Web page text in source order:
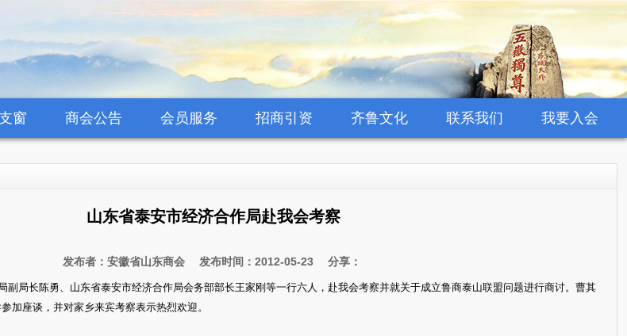
窗 商会公告 会员服务 招商引资 齐鲁文化 联系我们 我要入会
山东省泰安市经济合作局赴我会考察
发布者：安徽省山东商会 发布时间：2012-05-23 分享：
副局长陈勇、山东省泰安市经济合作局会务部部长王家刚等一行六人，赴我会考察并就关于成立鲁商泰山联盟问题进行商讨。曹其
加座谈，并对家乡来宾考察表示热烈欢迎。